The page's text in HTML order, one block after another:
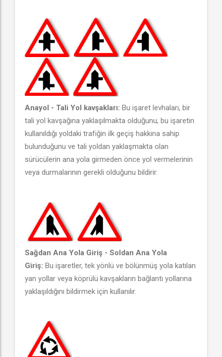
Anayol - Tali Yol kavşakları: Bu işaret levhaları, bir
tali yol kavşağına yaklaşılmakta olduğunu, bu işaretin
kullanıldığı yoldaki trafiğin ilk geçiş hakkına sahip
bulunduğunu ve tali yoldan yaklaşmakta olan
sürücülerin ana yola girmeden önce yol vermelerinin
veya durmalarının gerekli olduğunu bildirir.
Sağdan Ana Yola Giriş - Soldan Ana Yola
Giriş: Bu işaretler, tek yönlü ve bölünmüş yola katılan
yan yollar veya köprülü kavşakların bağlantı yollarına
yaklaşıldığını bildirmek için kullanılır.